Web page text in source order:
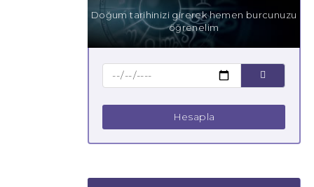
Doğum tarihinizi girerek hemen burcunuzu
öğrenelim
Hesapla